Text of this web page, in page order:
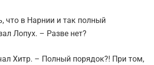
что в Нарнии и так полный
Лопух. – Разве нет?
Хитр. – Полный порядок?! При том,